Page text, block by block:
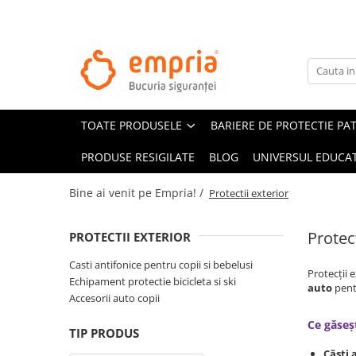
TOATE PRODUSELE
Oferte Protectii Laterale Pat
Bariere protectie pentru pat
Aparatori laterale patut bebe
Sigurante pentru sertare si usi
Sigurante geamuri si usi glisante
Kituri de siguranta pentru copii si
Protectii casa
TOATE PRODUSELE BARIERE DE PROTECTIE PAT
PRODUSE RESIGILATE BLOG UNIVERSUL
Bine ai venit pe Empria! / Protectii exterior
Protecții
auto
Ce
PROTECTII EXTERIOR
Casti antifonice pentru copii si bebelusi
Echipament protectie bicicleta si ski
Accesorii auto copii
TIP PRODUS